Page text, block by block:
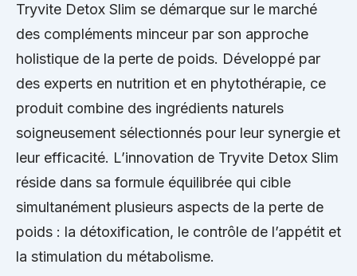
Tryvite Detox Slim se démarque sur le marché
des compléments minceur par son approche
holistique de la perte de poids. Développé par
des experts en nutrition et en phytothérapie, ce
produit combine des ingrédients naturels
soigneusement sélectionnés pour leur synergie et
leur efficacité. L’innovation de Tryvite Detox Slim
réside dans sa formule équilibrée qui cible
simultanément plusieurs aspects de la perte de
poids : la détoxification, le contrôle de l’appétit et
la stimulation du métabolisme.